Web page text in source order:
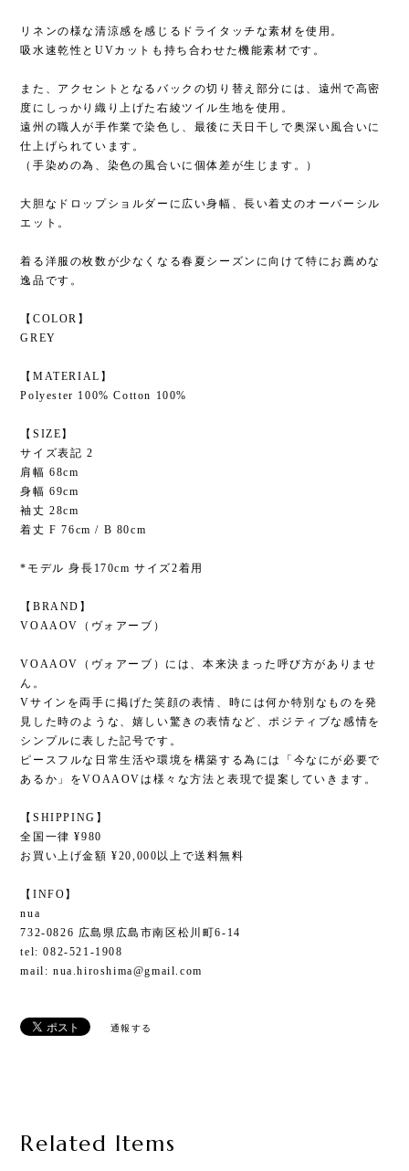
リネンの様な清涼感を感じるドライタッチな素材を使用。
吸水速乾性とUVカットも持ち合わせた機能素材です。
また、アクセントとなるバックの切り替え部分には、遠州で高密
度にしっかり織り上げた右綾ツイル生地を使用。
遠州の職人が手作業で染色し、最後に天日干しで奥深い風合いに
仕上げられています。
（手染めの為、染色の風合いに個体差が生じます。）
大胆なドロップショルダーに広い身幅、長い着丈のオーバーシル
エット。
着る洋服の枚数が少なくなる春夏シーズンに向けて特にお薦めな
逸品です。
【COLOR】
GREY
【MATERIAL】
Polyester 100% Cotton 100%
【SIZE】
サイズ表記 2
肩幅 68cm
身幅 69cm
袖丈 28cm
着丈 F 76cm / B 80cm
*モデル 身長170cm サイズ2着用
【BRAND】
VOAAOV（ヴォアーブ）
VOAAOV（ヴォアーブ）には、本来決まった呼び方がありませ
ん。
Vサインを両手に掲げた笑顔の表情、時には何か特別なものを発
見した時のような、嬉しい驚きの表情など、ポジティブな感情を
シンプルに表した記号です。
ピースフルな日常生活や環境を構築する為には「今なにが必要で
あるか」をVOAAOVは様々な方法と表現で提案していきます。
【SHIPPING】
全国一律 ¥980
お買い上げ金額 ¥20,000以上で送料無料
【INFO】
nua
732-0826 広島県広島市南区松川町6-14
tel: 082-521-1908
mail: nua.hiroshima@gmail.com
通報する
Related Items